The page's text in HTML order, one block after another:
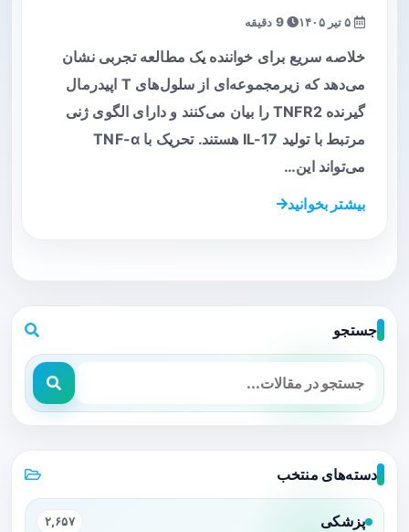
9 دقیقه
خلاصه سریع برای خواننده یک مطالعه تجربی نشان
می‌دهد که زیرمجموعه‌ای از سلول‌های T اپیدرمال
گیرنده TNFR2 را بیان می‌کنند و دارای الگوی ژنی
مرتبط با تولید IL-17 هستند. تحریک با TNF-α
می‌تواند این…
بیشتر بخوانید
جستجو
دسته‌های منتخب
پزشکی ۲,۶۵۷